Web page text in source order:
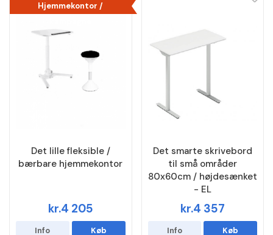
Hjemmekontor /
Det lille fleksible /
bærbare hjemmekontor
kr.4 205
Info Køb
Det smarte skrivebord
til små områder
80x60cm / højdesænket
- EL
kr.4 357
Info Køb